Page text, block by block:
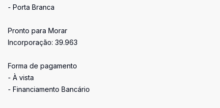
- Porta Branca
Pronto para Morar
Incorporação: 39.963
Forma de pagamento
- À vista
- Financiamento Bancário